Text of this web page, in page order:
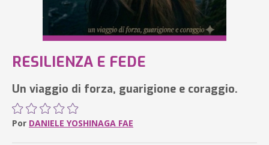
RESILIENZA E FEDE
Un viaggio di forza, guarigione e coraggio.
Por DANIELE YOSHINAGA FAE